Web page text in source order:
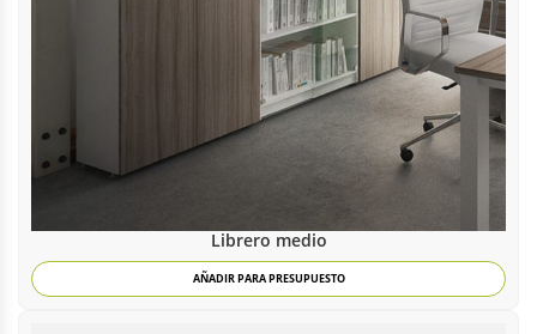
Librero medio
AÑADIR PARA PRESUPUESTO